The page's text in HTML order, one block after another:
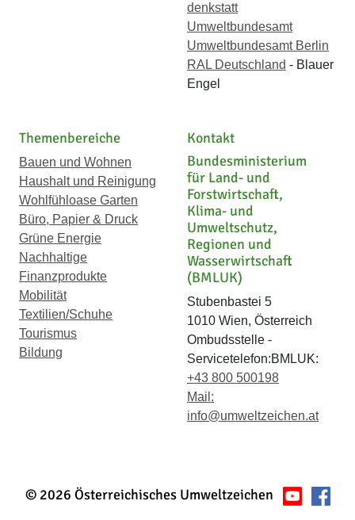
denkstatt
Umweltbundesamt
Umweltbundesamt Berlin
RAL Deutschland - Blauer
Engel
Themenbereiche
Bauen und Wohnen
Haushalt und Reinigung
Wohlfühloase Garten
Büro, Papier & Druck
Grüne Energie
Nachhaltige
Finanzprodukte
Mobilität
Textilien/Schuhe
Tourismus
Bildung
Kontakt
Bundesministerium
für Land- und
Forstwirtschaft,
Klima- und
Umweltschutz,
Regionen und
Wasserwirtschaft
(BMLUK)
Stubenbastei 5
1010 Wien, Österreich
Ombudsstelle -
Servicetelefon:BMLUK:
+43 800 500198
Mail:
info@umweltzeichen.at
© 2026 Österreichisches Umweltzeichen